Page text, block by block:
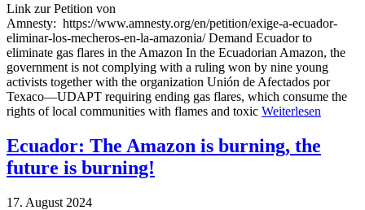
Link zur Petition von
Amnesty: https://www.amnesty.org/en/petition/exige-a-ecuador-
eliminar-los-mecheros-en-la-amazonia/ Demand Ecuador to
eliminate gas flares in the Amazon In the Ecuadorian Amazon, the
government is not complying with a ruling won by nine young
activists together with the organization Unión de Afectados por
Texaco—UDAPT requiring ending gas flares, which consume the
rights of local communities with flames and toxic Weiterlesen
Ecuador: The Amazon is burning, the
future is burning!
17. August 2024